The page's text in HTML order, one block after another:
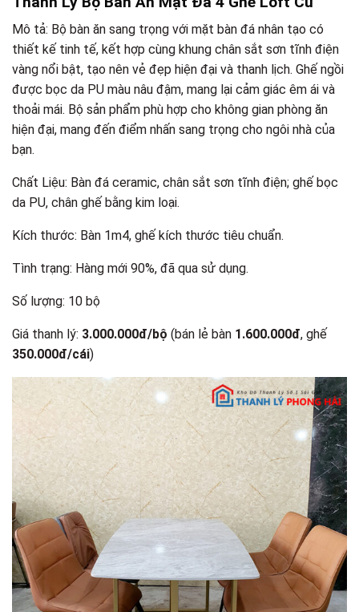
Mô tả: Bộ bàn ăn sang trọng với mặt bàn đá nhân tạo có
thiết kế tinh tế, kết hợp cùng khung chân sắt sơn tĩnh điện
vàng nổi bật, tạo nên vẻ đẹp hiện đại và thanh lịch. Ghế ngồi
được bọc da PU màu nâu đậm, mang lại cảm giác êm ái và
thoải mái. Bộ sản phẩm phù hợp cho không gian phòng ăn
hiện đại, mang đến điểm nhấn sang trọng cho ngôi nhà của
bạn.
Chất Liệu: Bàn đá ceramic, chân sắt sơn tĩnh điện; ghế bọc
da PU, chân ghế bằng kim loại.
Kích thước: Bàn 1m4, ghế kích thước tiêu chuẩn.
Tình trạng: Hàng mới 90%, đã qua sử dụng.
Số lượng: 10 bộ
Giá thanh lý: 3.000.000đ/bộ (bán lẻ bàn 1.600.000đ, ghế
350.000đ/cái)